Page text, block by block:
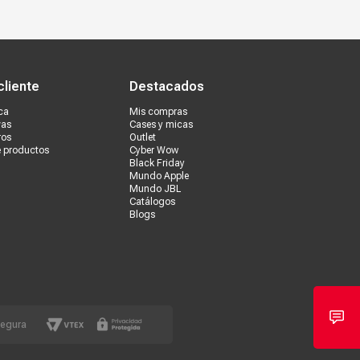
productos
Destacados
Mis compras
Cases y micas
Outlet
Cyber Wow
Black Friday
Mundo Apple
Mundo JBL
Catálogos
Blogs